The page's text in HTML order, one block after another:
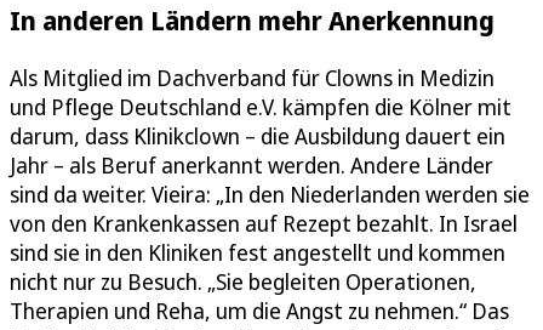
In anderen Ländern mehr Anerkennung
Als Mitglied im Dachverband für Clowns in Medizin
und Pflege Deutschland e.V. kämpfen die Kölner mit
darum, dass Klinikclown – die Ausbildung dauert ein
Jahr – als Beruf anerkannt werden. Andere Länder
sind da weiter. Vieira: „In den Niederlanden werden sie
von den Krankenkassen auf Rezept bezahlt. In Israel
sind sie in den Kliniken fest angestellt und kommen
nicht nur zu Besuch. „Sie begleiten Operationen,
Therapien und Reha, um die Angst zu nehmen.“ Das